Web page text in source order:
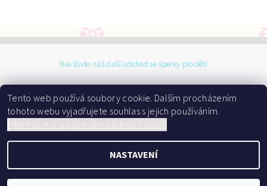
Navštivte náš další obchod se šperky pro děti
Dárky do kolébky, všechna práva vyhrazena
Vytvořil Shoptet
Tento web používá soubory cookie. Dalším procházením
tohoto webu vyjadřujete souhlas s jejich používáním.
nformace o zpracování osobních údajů
NASTAVENÍ